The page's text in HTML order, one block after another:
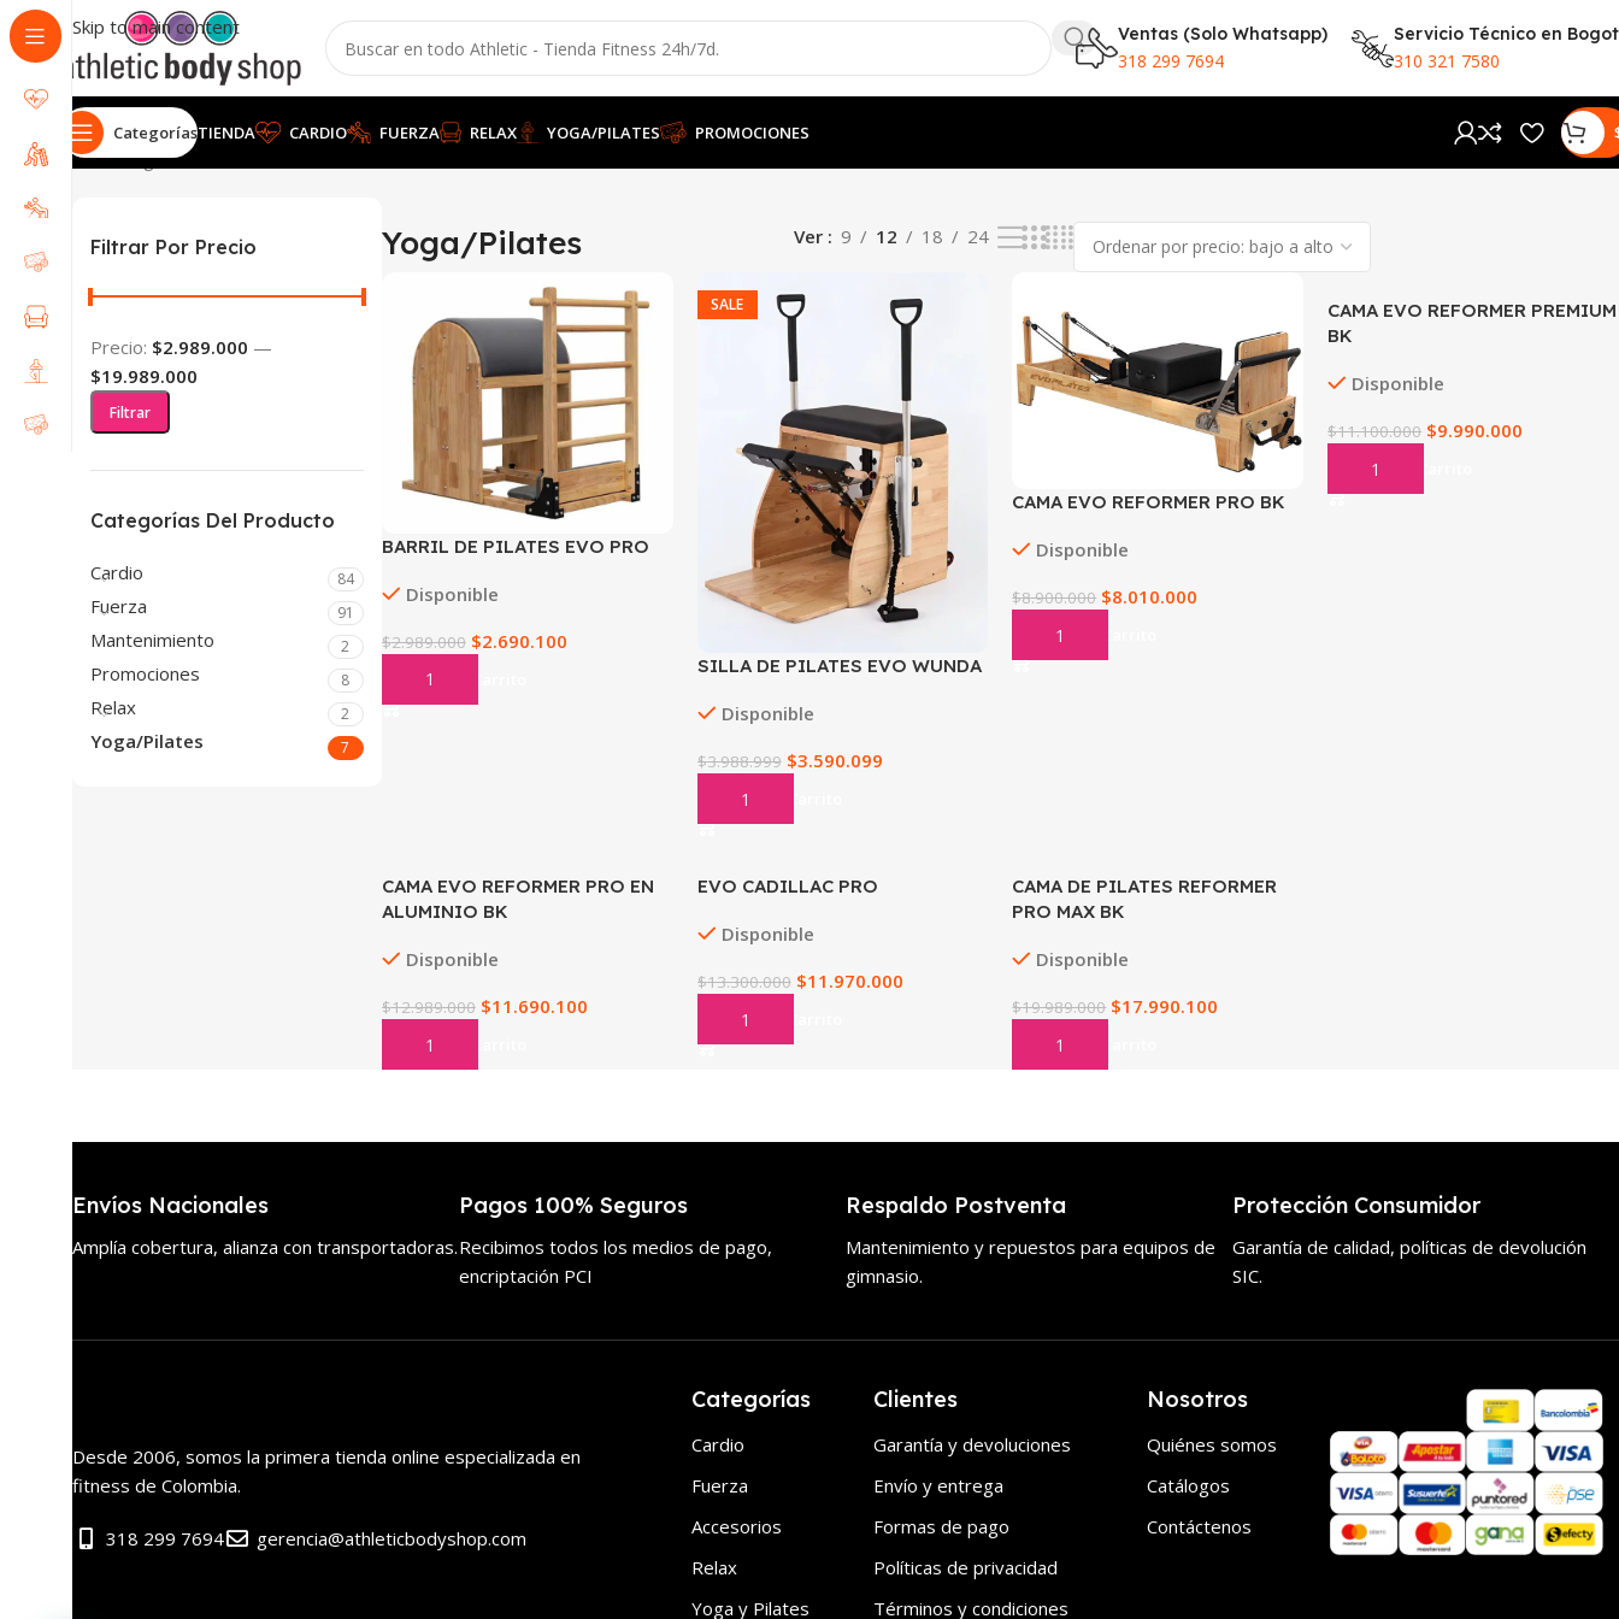
Skip to main content Ventas (Solo Whatsapp)
318 299 7694
Servicio Técnico en
310 321 7580
CategoríasTIENDA CARDIO FUERZA RELAX YOGA/PILATES PROMOCIONES
Inicio Yoga/Pilates
Filtrar Por Precio
Filtrar
Precio: $2.989.000 —
$19.989.000
Categorías Del Producto
Cardio 84
Fuerza 91
Mantenimiento 2
Promociones 8
Relax 2
Yoga/Pilates 7
Yoga/Pilates Ver 9 12 18 24
BARRIL DE PILATES EVO PRO
Disponible
$2.989.000 $2.690.100
Añadir Al Carrito
SALE
SILLA DE PILATES EVO WUNDA
Disponible
$3.988.999 $3.590.099
Añadir Al Carrito
CAMA EVO REFORMER PRO BK
Disponible
$8.900.000 $8.010.000
Añadir Al Carrito
CAMA EVO REFORMER PREMIUM
BK
Disponible
$11.100.000 $9.990.000
Añadir Al Carrito
CAMA EVO REFORMER PRO EN
ALUMINIO BK
Disponible
$12.989.000 $11.690.100
Añadir Al Carrito
EVO CADILLAC PRO
Disponible
$13.300.000 $11.970.000
Añadir Al Carrito
CAMA DE PILATES REFORMER
PRO MAX BK
Disponible
$19.989.000 $17.990.100
Añadir Al Carrito
Envíos Nacionales
Amplía cobertura, alianza con transportadoras.
Pagos 100% Seguros
Recibimos todos los medios de pago,
encriptación PCI
Respaldo Postventa
Mantenimiento y repuestos para equipos de
gimnasio.
Protección Consumidor
Garantía de calidad, políticas de devolución
SIC.
Desde 2006, somos la primera tienda online especializada en
fitness de Colombia.
318 299 7694 gerencia@athleticbodyshop.com
Categorías
Cardio
Fuerza
Accesorios
Relax
Yoga y Pilates
Clientes
Garantía y devoluciones
Envío y entrega
Formas de pago
Políticas de privacidad
Términos y condiciones
Nosotros
Quiénes somos
Catálogos
Contáctenos